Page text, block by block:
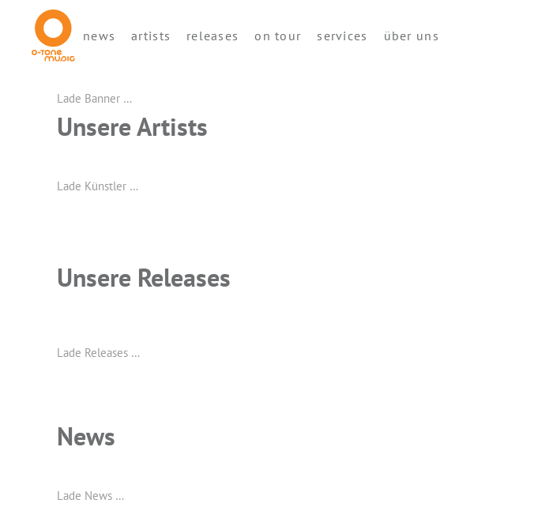
news artists releases on tour services über uns
Lade Banner …
Unsere Artists
Lade Künstler …
Unsere Releases
Lade Releases …
News
Lade News …